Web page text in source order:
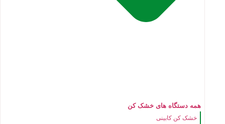
همه دستگاه های خشک کن
خشک کن کابینی